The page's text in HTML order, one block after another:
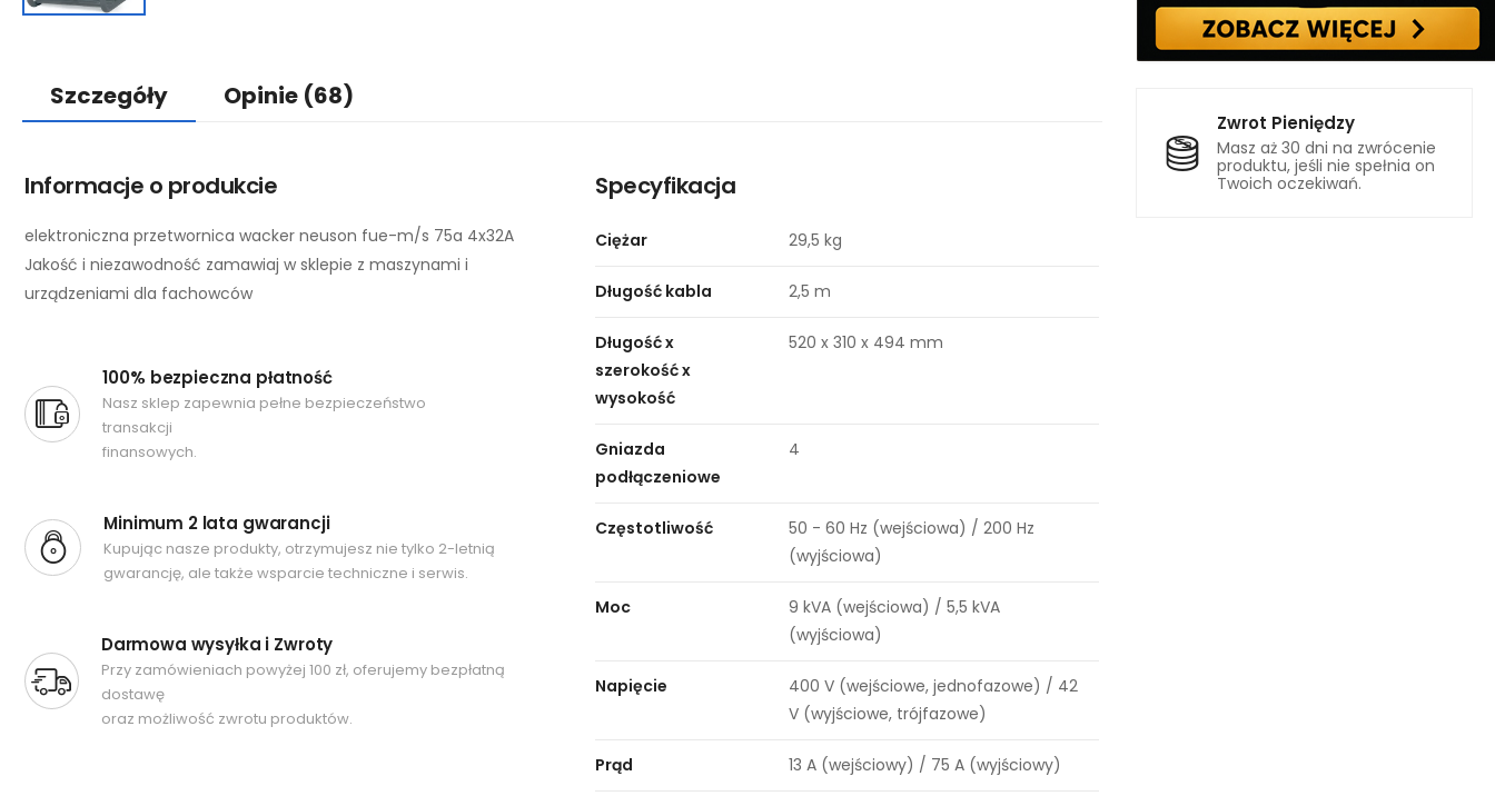
Zwrot Pieniędzy
Masz aż 30 dni na zwrócenie
produktu, jeśli nie spełnia on
Twoich oczekiwań.
Szczegóły Opinie (68)
Informacje o produkcie
elektroniczna przetwornica wacker neuson fue-m/s 75a 4x32A
Jakość i niezawodność zamawiaj w sklepie z maszynami i
urządzeniami dla fachowców
100% bezpieczna płatność
Nasz sklep zapewnia pełne bezpieczeństwo
transakcji
finansowych.
Minimum 2 lata gwarancji
Kupując nasze produkty, otrzymujesz nie tylko 2-letnią
gwarancję, ale także wsparcie techniczne i serwis.
Darmowa wysyłka i Zwroty
Przy zamówieniach powyżej 100 zł, oferujemy bezpłatną
dostawę
oraz możliwość zwrotu produktów.
Specyfikacja
Ciężar 29,5 kg
Długość kabla 2,5 m
Długość x
szerokość x
wysokość
520 x 310 x 494 mm
Gniazda
podłączeniowe
4
Częstotliwość
50 - 60 Hz (wejściowa) / 200 Hz
(wyjściowa)
Moc
9 kVA (wejściowa) / 5,5 kVA
(wyjściowa)
Napięcie
400 V (wejściowe, jednofazowe) / 42
V (wyjściowe, trójfazowe)
Prąd 13 A (wejściowy) / 75 A (wyjściowy)